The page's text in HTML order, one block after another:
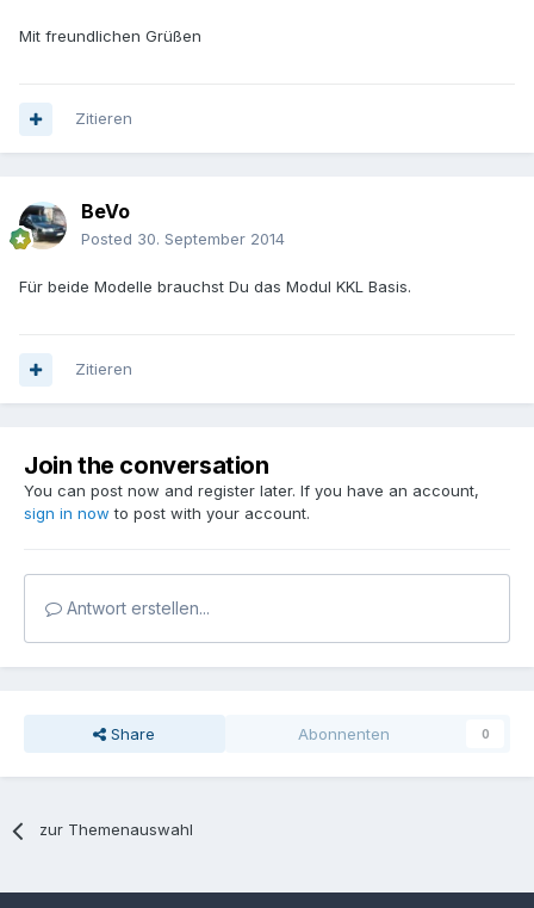
Mit freundlichen Grüßen
Zitieren
BeVo
Posted 30. September 2014
Für beide Modelle brauchst Du das Modul KKL Basis.
Zitieren
Join the conversation
You can post now and register later. If you have an account,
sign in now to post with your account.
Antwort erstellen...
Share Abonnenten 0
zur Themenauswahl